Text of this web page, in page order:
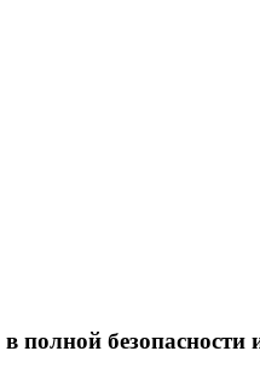
полной безопасности